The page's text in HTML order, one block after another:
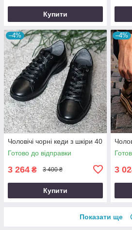
Купити
–4%
Чоловічі чорні кеди з шкіри 40
Готово до відправки
3 264 ₴ 3 400 ₴
Купити
–4%
3
Показати ще